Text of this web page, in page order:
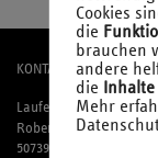
KONTAKT
Laufenberg Michels
Robert-Perthel-Straße
50739 Köln
Cookies
die
brauchen
andere
die Inhalte
Mehr